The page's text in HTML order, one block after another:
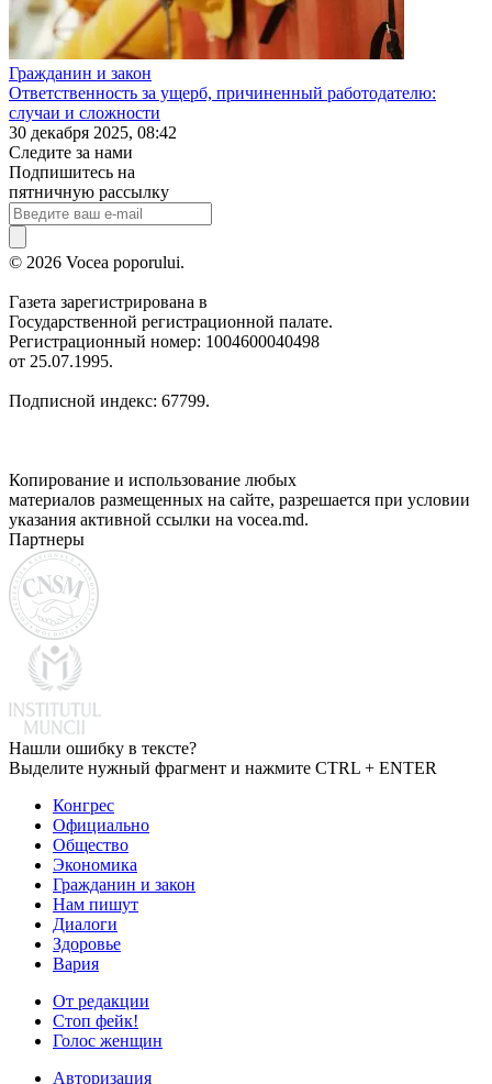
Гражданин и закон
Ответственность за ущерб, причиненный работодателю:
случаи и сложности
30 декабря 2025, 08:42
Следите за нами
Подпишитесь на
пятничную рассылку
© 2026 Vocea poporului.
Газета зарегистрирована в
Государственной регистрационной палате.
Регистрационный номер: 1004600040498
от 25.07.1995.
Подписной индекс: 67799.
Копирование и использование любых
материалов размещенных на сайте, разрешается при условии
указания активной ссылки на vocea.md.
Партнеры
Нашли ошибку в тексте?
Выделите нужный фрагмент и нажмите CTRL + ENTER
Конгрес
Официально
Общество
Экономика
Гражданин и закон
Нам пишут
Диалоги
Здоровье
Вария
От редакции
Стоп фейк!
Голос женщин
Авторизация